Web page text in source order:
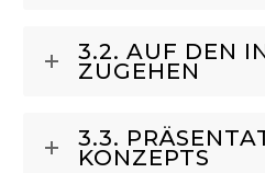
3.2. AUF DEN
ZUGEHEN
3.3.
KONZEPTS